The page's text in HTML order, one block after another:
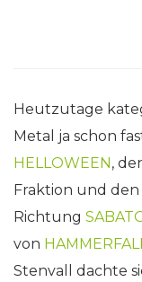
Heutzutage
Metal ja schon
HELLOWEEN,
Fraktion und
Richtung
von
Stenvall dachte